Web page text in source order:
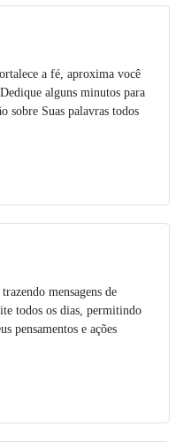
a fé, aproxima você
alguns minutos para
sobre Suas palavras todos
mensagens de
todos os dias, permitindo
pensamentos e ações